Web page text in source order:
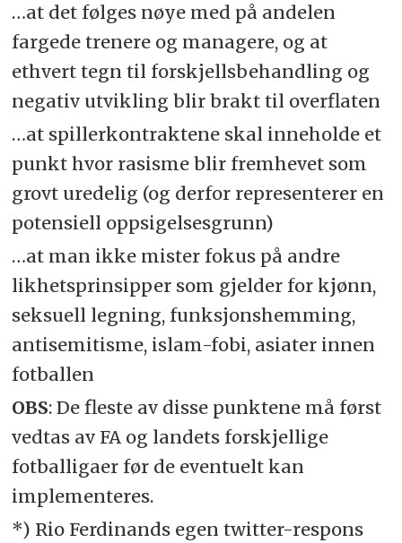
…at det følges nøye med på andelen
fargede trenere og managere, og at
ethvert tegn til forskjellsbehandling og
negativ utvikling blir brakt til overflaten
…at spillerkontraktene skal inneholde et
punkt hvor rasisme blir fremhevet som
grovt uredelig (og derfor representerer en
potensiell oppsigelsesgrunn)
…at man ikke mister fokus på andre
likhetsprinsipper som gjelder for kjønn,
seksuell legning, funksjonshemming,
antisemitisme, islam-fobi, asiater innen
fotballen
OBS: De fleste av disse punktene må først
vedtas av FA og landets forskjellige
fotballigaer før de eventuelt kan
implementeres.
*) Rio Ferdinands egen twitter-respons